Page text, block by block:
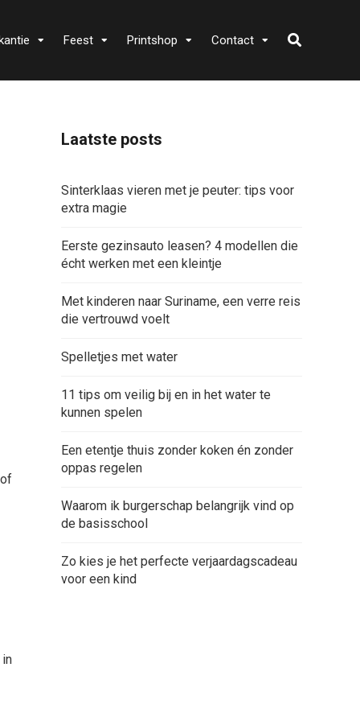
Feest Printshop Contact
Laatste posts
Sinterklaas vieren met je peuter: tips voor
extra magie
Eerste gezinsauto leasen? 4 modellen die
écht werken met een kleintje
Met kinderen naar Suriname, een verre reis
die vertrouwd voelt
Spelletjes met water
11 tips om veilig bij en in het water te
kunnen spelen
Een etentje thuis zonder koken én zonder
oppas regelen
Waarom ik burgerschap belangrijk vind op
de basisschool
Zo kies je het perfecte verjaardagscadeau
voor een kind